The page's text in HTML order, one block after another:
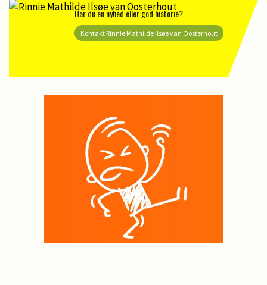
Har du en nyhed eller god historie?
Kontakt Rinnie Mathilde Ilsøe van Oosterhout